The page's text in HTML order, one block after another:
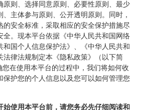
原则、选择同意原则、必要性原则、最少
主体参与原则、公开透明原则。同时，
的安全标准，采取相应的安全保护措施尽
全。现本平台依据《中华人民共和国网络
和国个人信息保护法》、《中华人民共和
法律法规制定本《隐私政策》（以下简
您在使用本平台的过程中，我们将如何收
保护您的个人信息以及您可以如何管理您
始使用本平台前，请您务必先仔细阅读和